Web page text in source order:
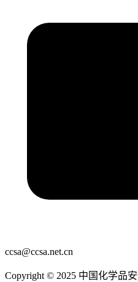
ccsa@ccsa.net.cn
Copyright © 2025 中国化学品